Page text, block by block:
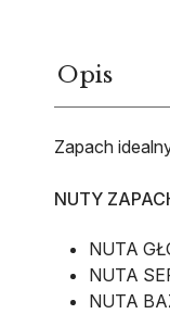
Opis
Zapach
NUTY
NUTA
NUTA
NUTA